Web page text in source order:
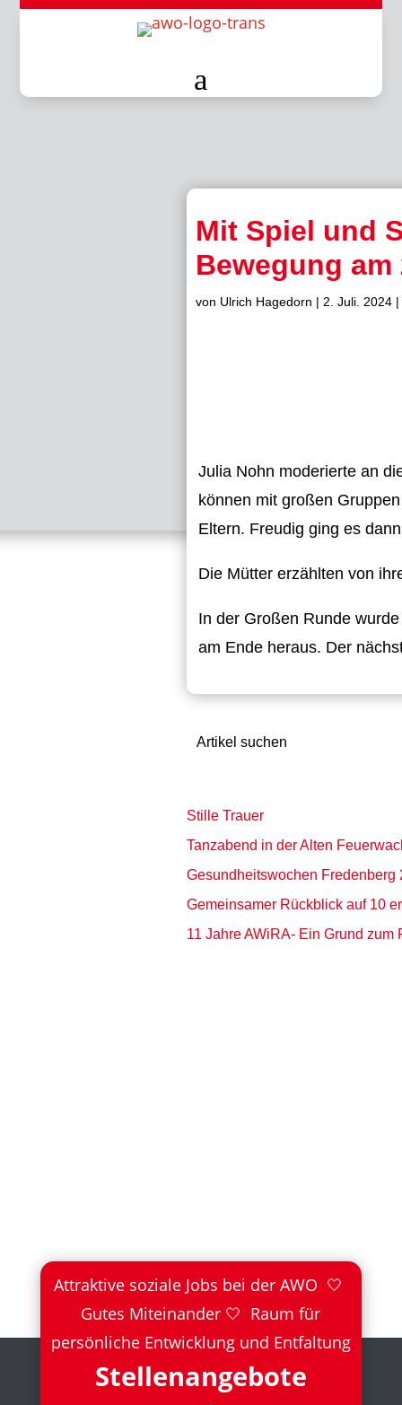
a
Mit Spiel und
Bewegung am
von Ulrich Hagedorn | 2. Juli. 2024 |
Julia Nohn moderierte an
können mit großen
Eltern. Freudig ging es
Die Mütter erzählten von
In der Großen Runde
am Ende heraus. Der
Stille Trauer
Tanzabend in der Alten
Gesundheitswochen Fredenberg
Gemeinsamer Rückblick auf 10
11 Jahre AWiRA- Ein Grund zum
Attraktive soziale Jobs bei der AWO 🤍
Gutes Miteinander 🤍 Raum für
persönliche Entwicklung und Entfaltung
Stellenangebote